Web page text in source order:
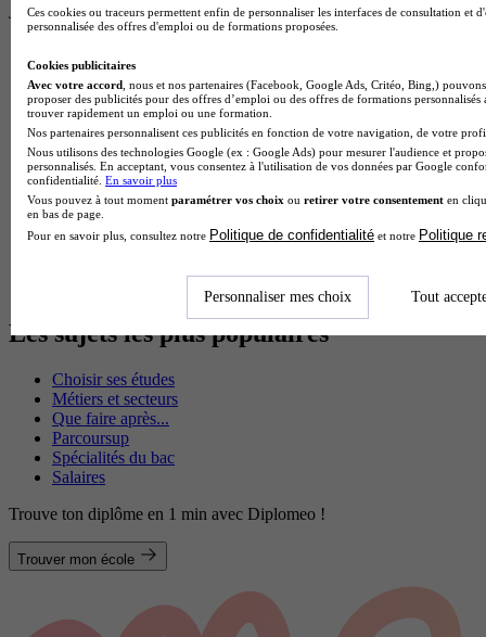
Je trouve mon école en 1 minute !
Réponds à quelques questions pour découvrir les formations
Les champs marqués d’un* sont obligatoires
Quel est ton statut ?
À quel niveau seras-tu pour cette formation ?
En quelle classe es-tu ?
Les sujets les plus populaires
Choisir ses études
Métiers et secteurs
Que faire après...
Parcoursup
Spécialités du bac
Salaires
Trouve ton diplôme en 1 min avec Diplomeo !
Trouver mon école
Ces cookies ou traceurs permettent enfin de personnaliser les interfaces de consultation et
personnalisée des offres d'emploi ou de formations proposées.
Cookies publicitaires
Avec votre accord , nous et nos partenaires (Facebook, Google Ads, Critéo, Bing,)
proposer des publicités pour des offres d’emploi ou des offres de formations
trouver rapidement un emploi ou une formation.
Nos partenaires personnalisent ces publicités en fonction de votre navigation, de votre
Nous utilisons des technologies Google (ex : Google Ads) pour mesurer l'audience et
personnalisés. En acceptant, vous consentez à l'utilisation de vos données par Google
confidentialité. En savoir plus
Vous pouvez à tout moment paramétrer vos choix ou retirer votre consentement en
en bas de page.
Pour en savoir plus, consultez notre Politique de confidentialité et notre Politique
Personnaliser mes choix Tout